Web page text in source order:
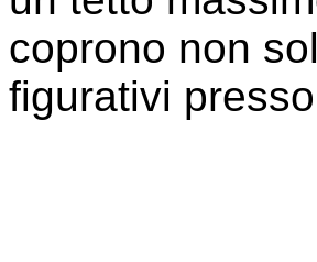
coprono non
figurativi